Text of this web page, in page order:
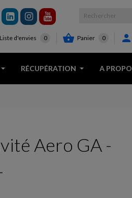
Liste d'envies 0  Panier 0 
RÉCUPÉRATION A
Aero GA -